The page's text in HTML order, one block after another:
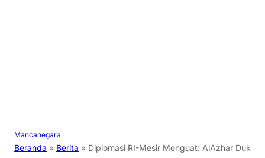
Mancanegara
Beranda » Berita » Diplomasi RI-Mesir Menguat: AlAzhar